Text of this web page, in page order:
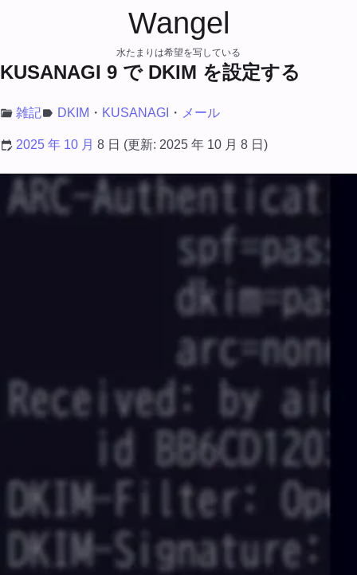
Wangel
水たまりは希望を写している
KUSANAGI 9 で DKIM を設定する
雑記 DKIM KUSANAGI メール
2025 年 10 月 8 日 (更新: 2025 年 10 月 8 日 )